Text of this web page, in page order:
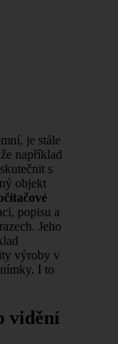
je stále
například
s
objekt
popisu a
Jeho
výroby v
I to
vidění